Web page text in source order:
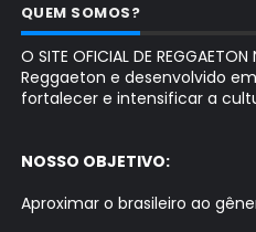
QUEM SOMOS?
O SITE OFICIAL DE
Reggaeton e desenvolvido
fortalecer e intensificar a
NOSSO OBJETIVO:
Aproximar o brasileiro ao